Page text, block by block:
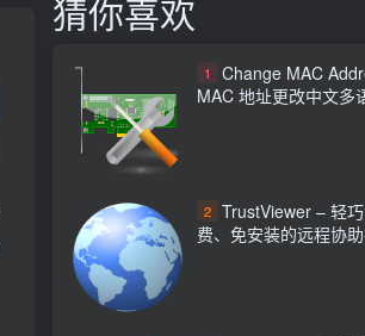
猜你喜欢
1
Change MAC
MAC 地址更改中文多
2 TrustViewer – 轻
费、免安装的远程协